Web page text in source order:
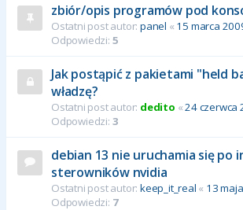
zbiór/opis programów pod
Ostatni post autor: panel « 15 marca
Odpowiedzi: 5
Jak postąpić z pakietami "held
władzę?
Ostatni post autor: dedito «24 czerwca
Odpowiedzi: 3
debian 13 nie uruchamia się po
sterowników nvidia
Ostatni post autor: keep_it_real « 13
Odpowiedzi: 7